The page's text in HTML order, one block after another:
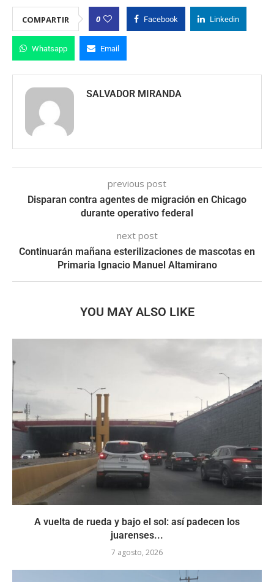
COMPARTIR 0 Facebook Linkedin
Whatsapp Email
SALVADOR MIRANDA
previous post
Disparan contra agentes de migración en Chicago
durante operativo federal
next post
Continuarán mañana esterilizaciones de mascotas en
Primaria Ignacio Manuel Altamirano
YOU MAY ALSO LIKE
A vuelta de rueda y bajo el sol: así padecen los
juarenses...
7 agosto, 2026